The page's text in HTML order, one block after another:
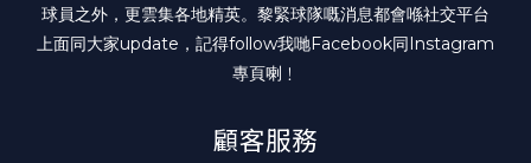
球員之外，更雲集各地精英。黎緊球隊嘅消息都會喺社交平台
上面同大家update，記得follow我哋Facebook同 Instagram
專頁喇﹗
顧客服務